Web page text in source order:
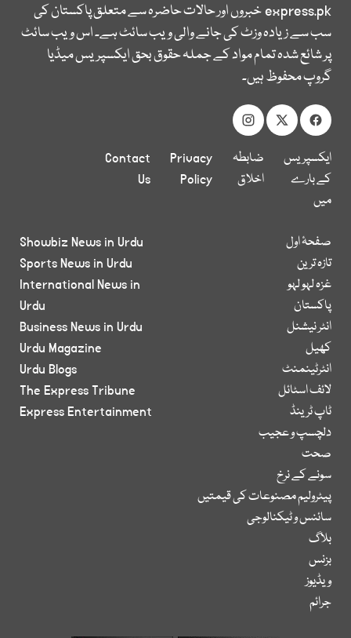
express.pkخبروں اور حالات حاضرہ سے متعلق پاکستان کی
سب سے زیادہ وزٹ کی جانے والی ویب سائٹ ہے۔ اس ویب سائٹ
پر شائع شدہ تمام مواد کے جملہ حقوق بحق ایکسپریس میڈیا
گروپ محفوظ ہیں۔
ایکسپریس
کے بارے
میں
ضابطہ
اخلاق
Privacy
Policy
Contact
Us
صفحۂ اول
تازہ ترین
غزہ لہو لہو
پاکستان
انٹر نیشنل
کھیل
انٹرٹینمنٹ
لائف اسٹائل
ٹاپ ٹرینڈ
دلچسپ و عجیب
صحت
سونے کے نرخ
پیٹرولیم مصنوعات کی قیمتیں
سائنس و ٹیکنالوجی
بلاگ
بزنس
ویڈیوز
جرائم
Showbiz News in Urdu
Sports News in Urdu
International News in
Urdu
Business News in Urdu
Urdu Magazine
Urdu Blogs
The Express Tribune
Express Entertainment